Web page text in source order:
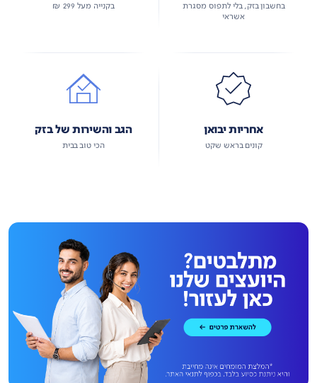
בחשבון בזק, בלי לתפוס מסגרת
אשראי
בקנייה מעל 299 ₪
אחריות יבואן
קונים בראש שקט
הגב והשירות של בזק
הכי טוב בבית